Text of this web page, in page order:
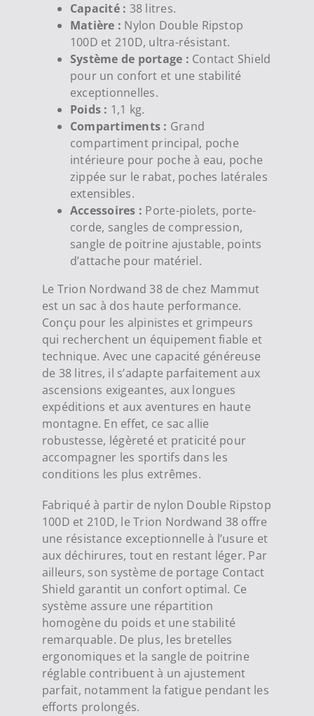
Capacité : 38 litres.
Matière : Nylon Double Ripstop
100D et 210D, ultra-résistant.
Système de portage : Contact Shield
pour un confort et une stabilité
exceptionnelles.
Poids : 1,1 kg.
Compartiments : Grand
compartiment principal, poche
intérieure pour poche à eau, poche
zippée sur le rabat, poches latérales
extensibles.
Accessoires : Porte-piolets, porte-
corde, sangles de compression,
sangle de poitrine ajustable, points
d’attache pour matériel.
Le Trion Nordwand 38 de chez Mammut
est un sac à dos haute performance.
Conçu pour les alpinistes et grimpeurs
qui recherchent un équipement fiable et
technique. Avec une capacité généreuse
de 38 litres, il s’adapte parfaitement aux
ascensions exigeantes, aux longues
expéditions et aux aventures en haute
montagne. En effet, ce sac allie
robustesse, légèreté et praticité pour
accompagner les sportifs dans les
conditions les plus extrêmes.
Fabriqué à partir de nylon Double Ripstop
100D et 210D, le Trion Nordwand 38 offre
une résistance exceptionnelle à l’usure et
aux déchirures, tout en restant léger. Par
ailleurs, son système de portage Contact
Shield garantit un confort optimal. Ce
système assure une répartition
homogène du poids et une stabilité
remarquable. De plus, les bretelles
ergonomiques et la sangle de poitrine
réglable contribuent à un ajustement
parfait, notamment la fatigue pendant les
efforts prolongés.